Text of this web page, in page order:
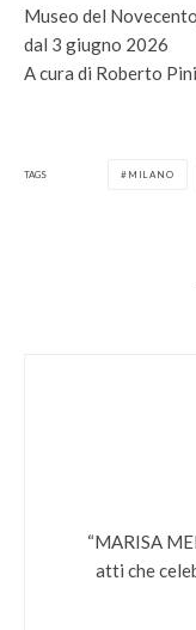
Museo del
dal 3 giugno 2026
A cura di Roberto Pini
TAGS MILANO
“MARISA
atti che